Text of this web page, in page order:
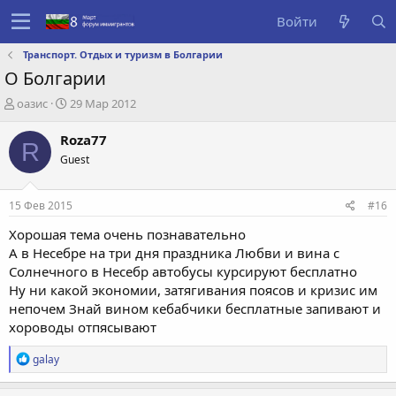
Войти
Транспорт. Отдых и туризм в Болгарии
О Болгарии
А
т
р
е
м
ы
оазис
Д
т
а
с
з
д
а
н
и
я
29 Мар 2012
R Roza77
Guest
15 Фев 2015 #16
Хорошая тема очень познавательно
А в Несебре на три дня праздника Любви и вина с
Солнечного в Несебр автобусы курсируют бесплатно
Ну ни какой экономии, затягивания поясов и кризис им
непочем Знай вином кебабчики бесплатные запивают и
хороводы отпясывают
Р
е
а
galay